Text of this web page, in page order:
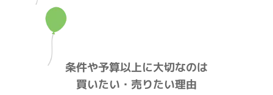
条件や予算以上に大切なのは
買いたい・売りたい理由